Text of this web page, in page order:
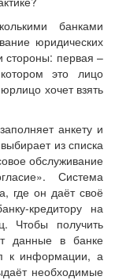
банками
юридических
стороны: первая –
это лицо
хочет взять
анкету и
из списка
обслуживание
Система
где он даёт своё
кредитору на
Чтобы получить
данные в банке
к информации, а
необходимые